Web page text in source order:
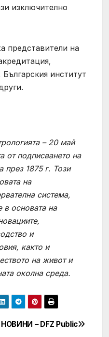
изключително
представители на
институт
– 20 май
от подписването на
през 1875 г. Този
на
система,
в основата на
и
както и
на живот и
околна среда.
НОВИНИ – DFZ Public